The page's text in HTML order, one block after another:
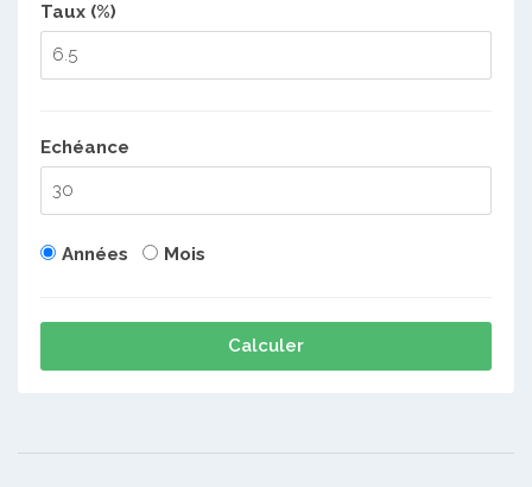
Taux (%)
Echéance
Années Mois
Calculer